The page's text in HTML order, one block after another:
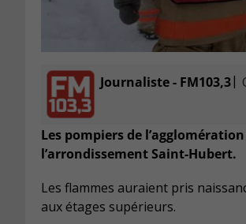
Journaliste - FM103,3|
Les pompiers de
l’arrondissement Saint-Hubert.
Les flammes auraient pris
aux étages supérieurs.